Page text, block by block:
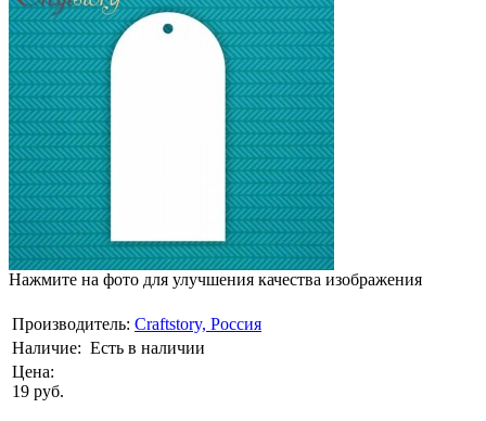
Нажмите на фото для улучшения качества изображения
Производитель: Craftstory, Россия
Наличие: Есть в наличии
Цена:
19 руб.